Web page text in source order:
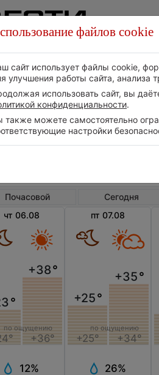
Почасовой Сегодня
чт 06.08
°
+38°
+36°
по ощущению
12%
пт 07.08
+25°
+25°
+35°
+34°
по ощущению
26%
файлов cookie
сайт использует файлы cookie,
улучшения работы сайта, анализа
использовать сайт, вы
конфиденциальности.
также можете самостоятельно
настройки